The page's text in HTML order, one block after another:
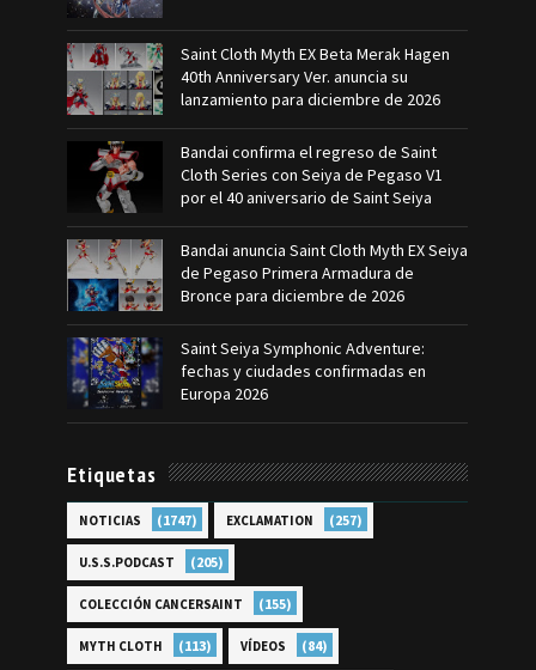
Saint Cloth Myth EX Beta Merak Hagen
40th Anniversary Ver. anuncia su
lanzamiento para diciembre de 2026
Bandai confirma el regreso de Saint
Cloth Series con Seiya de Pegaso V1
por el 40 aniversario de Saint Seiya
Bandai anuncia Saint Cloth Myth EX Seiya
de Pegaso Primera Armadura de
Bronce para diciembre de 2026
Saint Seiya Symphonic Adventure:
fechas y ciudades confirmadas en
Europa 2026
Etiquetas
NOTICIAS (1747) EXCLAMATION (257)
U.S.S.PODCAST (205)
COLECCIÓN CANCERSAINT (155)
MYTH CLOTH (113) VÍDEOS (84)